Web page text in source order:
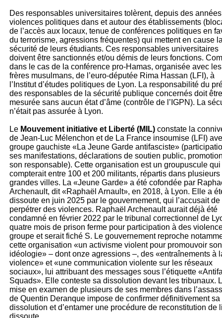
Des responsables universitaires tolèrent, depuis des
violences politiques dans et autour des établissements
de l’accès aux locaux, tenue de conférences politiques en
du terrorisme, agressions fréquentes) qui mettent en cause
sécurité de leurs étudiants. Ces responsables universitaires
doivent être sanctionnés et/ou démis de leurs fonctions.
dans le cas de la conférence pro-Hamas, organisée avec les
frères musulmans, de l’euro-députée Rima Hassan (LFI), à
l’Institut d’études politiques de Lyon. La responsabilité du
des responsables de la sécurité publique concernés doit être
mesurée sans aucun état d’âme (contrôle de l’IGPN). La
n’était pas assurée à Lyon.
Le Mouvement initiative et Liberté (MIL) constate la
de Jean-Luc Mélenchon et de La France insoumise (LFI)
groupe gauchiste «La Jeune Garde antifasciste»
ses manifestations, déclarations de soutien public,
son responsable). Cette organisation est un groupuscule qui
compterait entre 100 et 200 militants, répartis dans plusieurs
grandes villes. La «Jeune Garde» a été cofondée par
Archenault, dit «Raphaël Arnault», en 2018, à Lyon. Elle a
dissoute en juin 2025 par le gouvernement, qui l’accusait de
perpétrer des violences. Raphaël Archenault aurait déjà été
condamné en février 2022 par le tribunal correctionnel de
quatre mois de prison ferme pour participation à des
groupe et serait fiché S. Le gouvernement reproche
cette organisation «un activisme violent pour promouvoir son
idéologie» – dont onze agressions –, des «entraînements à
violence» et «une communication violente sur les réseaux
sociaux», lui attribuant des messages sous l’étiquette
Squads». Elle conteste sa dissolution devant les tribunaux.
mise en examen de plusieurs de ses membres dans
de Quentin Deranque impose de confirmer définitivement sa
dissolution et d’entamer une procédure de reconstitution de
dissoute.